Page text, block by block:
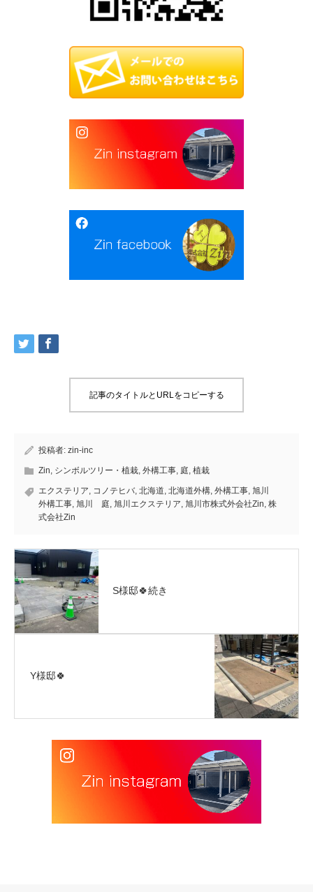
記事のタイトルとURLをコピーする
投稿者: zin-inc
Zin, シンボルツリー・植栽, 外構工事, 庭, 植栽
エクステリア, コノテヒバ, 北海道, 北海道外構, 外構工事, 旭川
外構工事, 旭川 庭, 旭川エクステリア, 旭川市株式外会社Zin, 株
式会社Zin
S様邸🍀続き
Y様邸🍀